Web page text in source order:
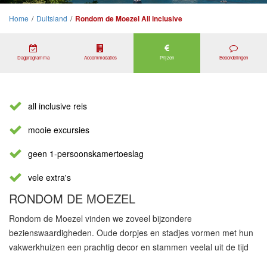
Home / Duitsland / Rondom de Moezel All inclusive
Dagprogramma Accommodaties Prijzen Beoordelingen
all inclusive reis
mooie excursies
geen 1-persoonskamertoeslag
vele extra's
RONDOM DE MOEZEL
Rondom de Moezel vinden we zoveel bijzondere
bezienswaardigheden. Oude dorpjes en stadjes vormen met hun
vakwerkhuizen een prachtig decor en stammen veelal uit de tijd